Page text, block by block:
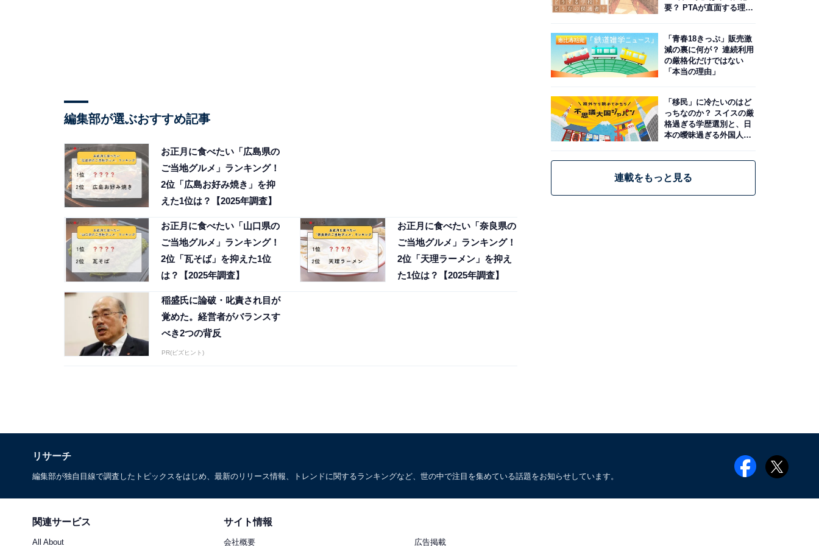
編集部が選ぶおすすめ記事
お正月に食べたい「広島県の
ご当地グルメ」ランキング！
2位「広島お好み焼き」を抑
えた1位は？【2025年調査】
お正月に食べたい「山口県の
ご当地グルメ」ランキング！
2位「瓦そば」を抑えた1位
は？【2025年調査】
お正月に食べたい「奈良県の
ご当地グルメ」ランキング！
2位「天理ラーメン」を抑え
た1位は？【2025年調査】
稲盛氏に論破・叱責され目が
覚めた。経営者がバランスす
べき2つの背反
PR(ビズヒント)
要？ PTAが直面する理想
「青春18きっぷ」販売激
減の裏に何が？ 連続利用
の厳格化だけではない
「本当の理由」
「移民」に冷たいのはど
っちなのか？ スイスの厳
格過ぎる学歴選別と、日
本の曖昧過ぎる外国人政
連載をもっと見る
リサーチ
編集部が独自目線で調査したトピックスをはじめ、最新のリリース情報、トレンドに関するランキングなど、世の中で注目を集めている話題をお知らせしています。
関連サービス
All About
サイト情報
会社概要 広告掲載